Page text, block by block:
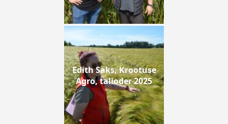
Edith Saks, Krootuse
Agro, talioder 2025